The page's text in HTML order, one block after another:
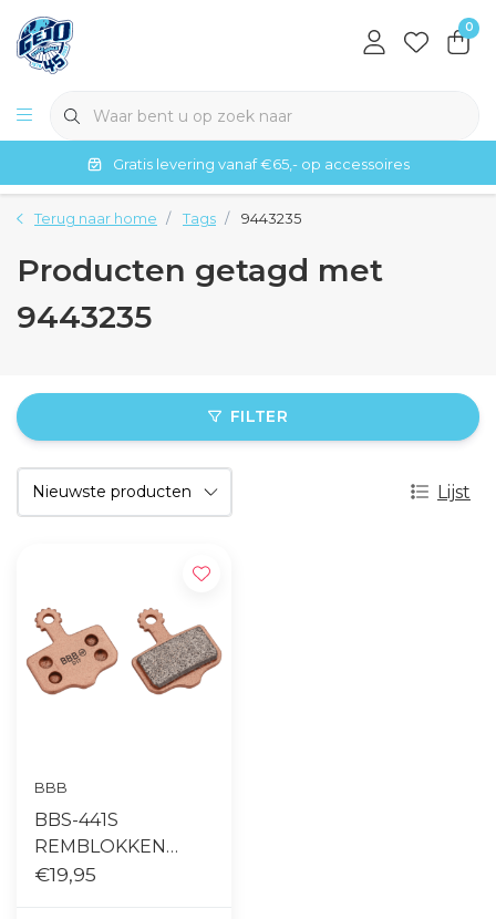
0
Gratis levering vanaf €65,- op accessoires
Terug naar home Tags 9443235
Producten getagd met
9443235
FILTER
Lijst
BBB
BBS-441S
REMBLOKKEN
DISCSTOP HP
€19,95